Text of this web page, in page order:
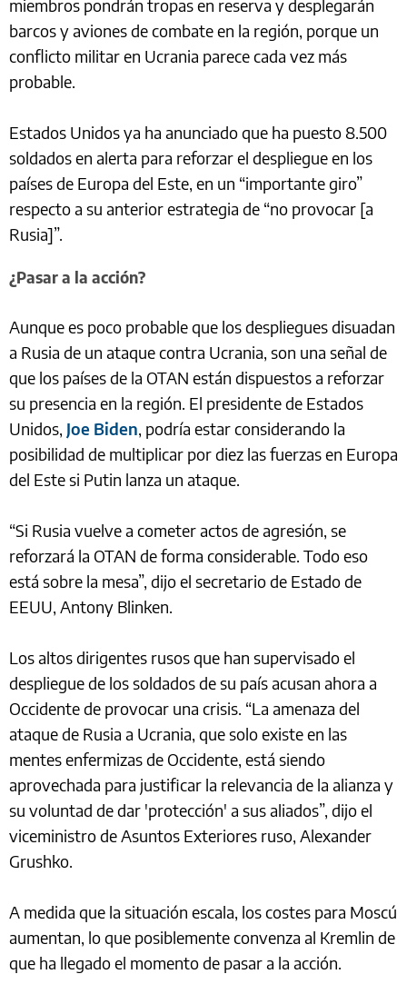
miembros pondrán tropas en reserva y desplegarán
barcos y aviones de combate en la región, porque un
conflicto militar en Ucrania parece cada vez más
probable.
Estados Unidos ya ha anunciado que ha puesto 8.500
soldados en alerta para reforzar el despliegue en los
países de Europa del Este, en un “importante giro”
respecto a su anterior estrategia de “no provocar [a
Rusia]”.
¿Pasar a la acción?
Aunque es poco probable que los despliegues disuadan
a Rusia de un ataque contra Ucrania, son una señal de
que los países de la OTAN están dispuestos a reforzar
su presencia en la región. El presidente de Estados
Unidos, Joe Biden, podría estar considerando la
posibilidad de multiplicar por diez las fuerzas en Europa
del Este si Putin lanza un ataque.
“Si Rusia vuelve a cometer actos de agresión, se
reforzará la OTAN de forma considerable. Todo eso
está sobre la mesa”, dijo el secretario de Estado de
EEUU, Antony Blinken.
Los altos dirigentes rusos que han supervisado el
despliegue de los soldados de su país acusan ahora a
Occidente de provocar una crisis. “La amenaza del
ataque de Rusia a Ucrania, que solo existe en las
mentes enfermizas de Occidente, está siendo
aprovechada para justificar la relevancia de la alianza y
su voluntad de dar 'protección' a sus aliados”, dijo el
viceministro de Asuntos Exteriores ruso, Alexander
Grushko.
A medida que la situación escala, los costes para Moscú
aumentan, lo que posiblemente convenza al Kremlin de
que ha llegado el momento de pasar a la acción.